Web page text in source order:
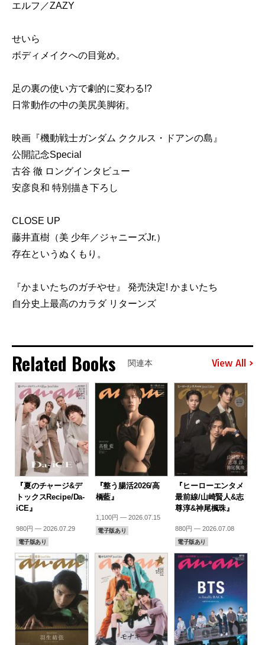
エルフ／ZAZY
せいら
ボディメイクへの目覚め。
足の裏の使い方で劇的に変わる!?
日常動作の中の美尻美脚術。
映画『機動戦士ガンダム ククルス・ドアンの島』
公開記念Special
古谷 徹 ロングインタビュー
安彦良和 特別描き下ろし
CLOSE UP
藤井直樹（美 少年／ジャニーズJr.）
存在というぬくもり。
『かまいたちのガチやせ』 発売決定! かまいたち
自分史上最高のカラダ リターンズ
Related Books 関連本 View All
『夏のチャージ&デ
トックスRecipe/Da-
iCE』
980円 — 2026.07.29
電子版あり
『整う腸活2026/高
橋藍』
1,100円 — 2026.07.15
電子版あり
『ヒーローエンタメ
最前線/山崎賢人&志
尊淳&神尾楓珠』
880円 — 2026.07.08
電子版あり